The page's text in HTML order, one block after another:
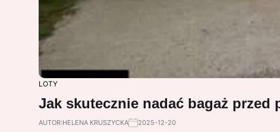
LOTY
Jak skutecznie nadać bagaż przed
AUTOR:HELENA KRUSZYCKA 2025-12-20